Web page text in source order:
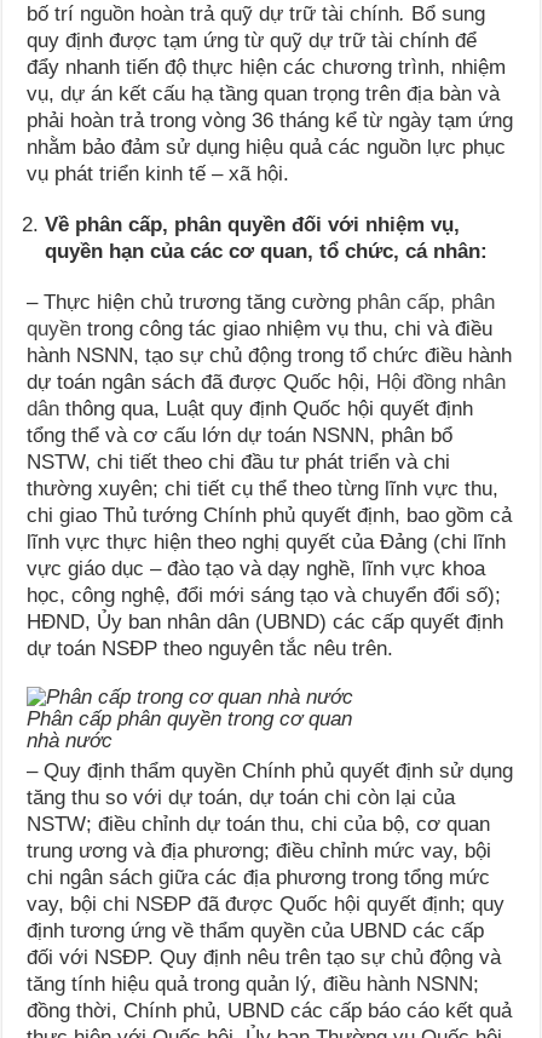
bố trí nguồn hoàn trả quỹ dự trữ tài chính. Bổ sung
quy định được tạm ứng từ quỹ dự trữ tài chính để
đẩy nhanh tiến độ thực hiện các chương trình, nhiệm
vụ, dự án kết cấu hạ tầng quan trọng trên địa bàn và
phải hoàn trả trong vòng 36 tháng kể từ ngày tạm ứng
nhằm bảo đảm sử dụng hiệu quả các nguồn lực phục
vụ phát triển kinh tế – xã hội.
Về phân cấp, phân quyền đối với nhiệm vụ,
quyền hạn của các cơ quan, tổ chức, cá nhân:
– Thực hiện chủ trương tăng cường phân cấp, phân
quyền trong công tác giao nhiệm vụ thu, chi và điều
hành NSNN, tạo sự chủ động trong tổ chức điều hành
dự toán ngân sách đã được Quốc hội, Hội đồng nhân
dân thông qua, Luật quy định Quốc hội quyết định
tổng thể và cơ cấu lớn dự toán NSNN, phân bổ
NSTW, chi tiết theo chi đầu tư phát triển và chi
thường xuyên; chi tiết cụ thể theo từng lĩnh vực thu,
chi giao Thủ tướng Chính phủ quyết định, bao gồm cả
lĩnh vực thực hiện theo nghị quyết của Đảng (chi lĩnh
vực giáo dục – đào tạo và dạy nghề, lĩnh vực khoa
học, công nghệ, đổi mới sáng tạo và chuyển đổi số);
HĐND, Ủy ban nhân dân (UBND) các cấp quyết định
dự toán NSĐP theo nguyên tắc nêu trên.
Phân cấp phân quyền trong cơ quan
nhà nước
– Quy định thẩm quyền Chính phủ quyết định sử dụng
tăng thu so với dự toán, dự toán chi còn lại của
NSTW; điều chỉnh dự toán thu, chi của bộ, cơ quan
trung ương và địa phương; điều chỉnh mức vay, bội
chi ngân sách giữa các địa phương trong tổng mức
vay, bội chi NSĐP đã được Quốc hội quyết định; quy
định tương ứng về thẩm quyền của UBND các cấp
đối với NSĐP. Quy định nêu trên tạo sự chủ động và
tăng tính hiệu quả trong quản lý, điều hành NSNN;
đồng thời, Chính phủ, UBND các cấp báo cáo kết quả